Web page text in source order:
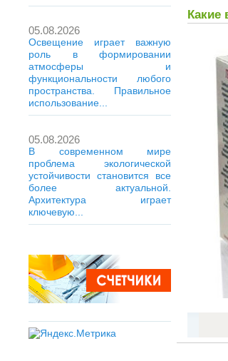
05.08.2026
Освещение играет важную
роль в формировании
атмосферы и
функциональности любого
пространства. Правильное
использование...
05.08.2026
В современном мире
проблема экологической
устойчивости становится все
более актуальной.
Архитектура играет
ключевую...
Какие